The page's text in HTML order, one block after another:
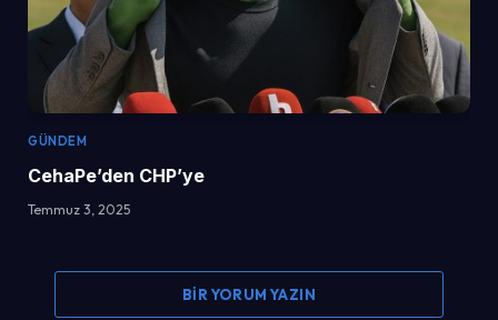
GÜNDEM
CehaPe’den CHP’ye
Temmuz 3, 2025
BIR YORUM YAZIN